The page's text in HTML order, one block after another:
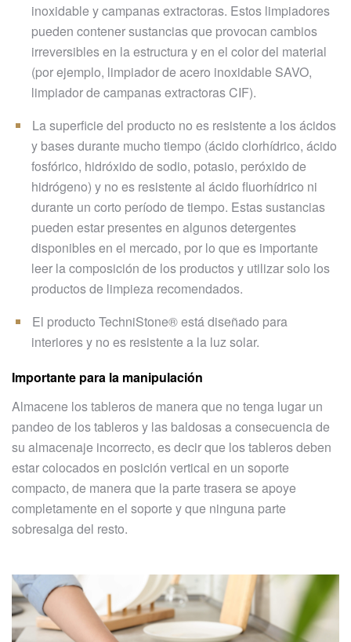
inoxidable y campanas extractoras. Estos limpiadores
pueden contener sustancias que provocan cambios
irreversibles en la estructura y en el color del material
(por ejemplo, limpiador de acero inoxidable SAVO,
limpiador de campanas extractoras CIF).
La superficie del producto no es resistente a los ácidos
y bases durante mucho tiempo (ácido clorhídrico, ácido
fosfórico, hidróxido de sodio, potasio, peróxido de
hidrógeno) y no es resistente al ácido fluorhídrico ni
durante un corto período de tiempo. Estas sustancias
pueden estar presentes en algunos detergentes
disponibles en el mercado, por lo que es importante
leer la composición de los productos y utilizar solo los
productos de limpieza recomendados.
El producto TechniStone® está diseñado para
interiores y no es resistente a la luz solar.
Importante para la manipulación
Almacene los tableros de manera que no tenga lugar un
pandeo de los tableros y las baldosas a consecuencia de
su almacenaje incorrecto, es decir que los tableros deben
estar colocados en posición vertical en un soporte
compacto, de manera que la parte trasera se apoye
completamente en el soporte y que ninguna parte
sobresalga del resto.